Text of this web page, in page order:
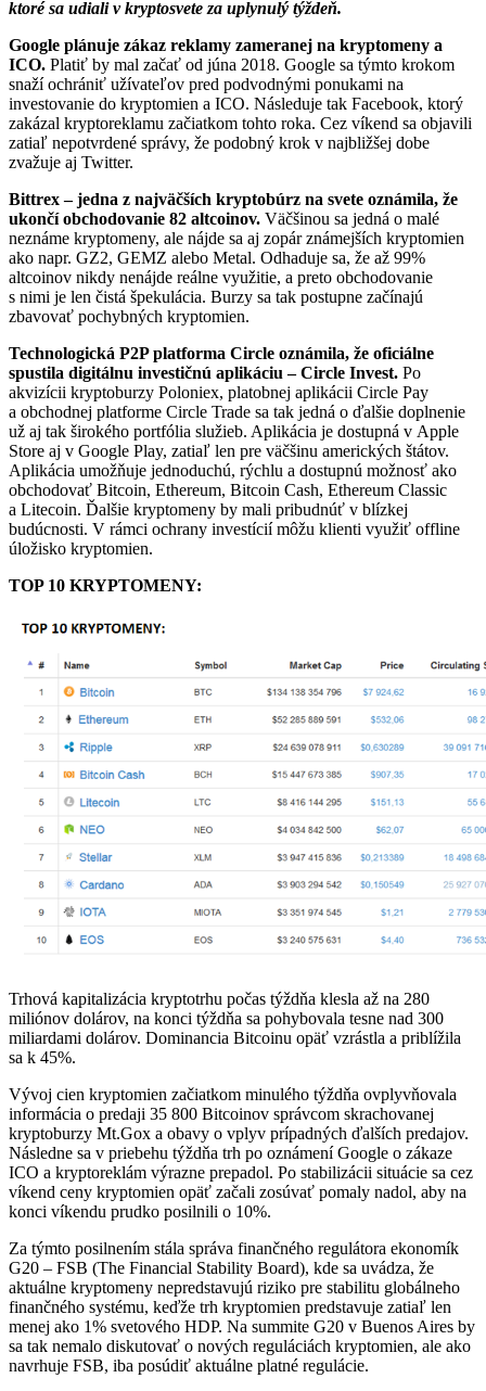
ktoré sa udiali v kryptosvete za uplynulý týždeň.
Google plánuje zákaz reklamy zameranej na kryptomeny a
ICO. Platiť by mal začať od júna 2018. Google sa týmto krokom
snaží ochrániť užívateľov pred podvodnými ponukami na
investovanie do kryptomien a ICO. Následuje tak Facebook, ktorý
zakázal kryptoreklamu začiatkom tohto roka. Cez víkend sa objavili
zatiaľ nepotvrdené správy, že podobný krok v najbližšej dobe
zvažuje aj Twitter.
Bittrex – jedna z najväčších kryptobúrz na svete oznámila, že
ukončí obchodovanie 82 altcoinov. Väčšinou sa jedná o malé
neznáme kryptomeny, ale nájde sa aj zopár známejších kryptomien
ako napr. GZ2, GEMZ alebo Metal. Odhaduje sa, že až 99%
altcoinov nikdy nenájde reálne využitie, a preto obchodovanie
s nimi je len čistá špekulácia. Burzy sa tak postupne začínajú
zbavovať pochybných kryptomien.
Technologická P2P platforma Circle oznámila, že oficiálne
spustila digitálnu investičnú aplikáciu – Circle Invest. Po
akvizícii kryptoburzy Poloniex, platobnej aplikácii Circle Pay
a obchodnej platforme Circle Trade sa tak jedná o ďalšie doplnenie
už aj tak širokého portfólia služieb. Aplikácia je dostupná v Apple
Store aj v Google Play, zatiaľ len pre väčšinu amerických štátov.
Aplikácia umožňuje jednoduchú, rýchlu a dostupnú možnosť ako
obchodovať Bitcoin, Ethereum, Bitcoin Cash, Ethereum Classic
a Litecoin. Ďalšie kryptomeny by mali pribudnúť v blízkej
budúcnosti. V rámci ochrany investícií môžu klienti využiť offline
úložisko kryptomien.
TOP 10 KRYPTOMENY:
Trhová kapitalizácia kryptotrhu počas týždňa klesla až na 280
miliónov dolárov, na konci týždňa sa pohybovala tesne nad 300
miliardami dolárov. Dominancia Bitcoinu opäť vzrástla a priblížila
sa k 45%.
Vývoj cien kryptomien začiatkom minulého týždňa ovplyvňovala
informácia o predaji 35 800 Bitcoinov správcom skrachovanej
kryptoburzy Mt.Gox a obavy o vplyv prípadných ďalších predajov.
Následne sa v priebehu týždňa trh po oznámení Google o zákaze
ICO a kryptoreklám výrazne prepadol. Po stabilizácii situácie sa cez
víkend ceny kryptomien opäť začali zosúvať pomaly nadol, aby na
konci víkendu prudko posilnili o 10%.
Za týmto posilnením stála správa finančného regulátora ekonomík
G20 – FSB (The Financial Stability Board), kde sa uvádza, že
aktuálne kryptomeny nepredstavujú riziko pre stabilitu globálneho
finančného systému, keďže trh kryptomien predstavuje zatiaľ len
menej ako 1% svetového HDP. Na summite G20 v Buenos Aires by
sa tak nemalo diskutovať o nových reguláciách kryptomien, ale ako
navrhuje FSB, iba posúdiť aktuálne platné regulácie.